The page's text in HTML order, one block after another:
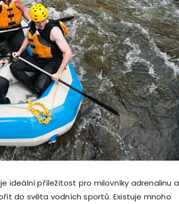
ideální příležitost pro milovníky adrenalinu a
do světa vodních sportů. Existuje mnoho